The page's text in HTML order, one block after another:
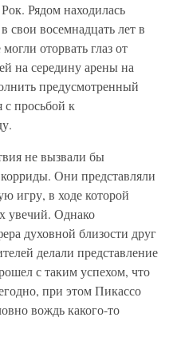
Рядом находилась
свои восемнадцать лет в
оторвать глаз от
на середину арены на
предусмотренный
просьбой к
не вызвали бы
Они представляли
игру, в ходе которой
увечий. Однако
духовной близости друг
делали представление
с таким успехом, что
при этом Пикассо
вождь какого-то